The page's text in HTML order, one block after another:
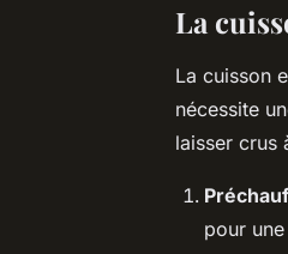
La
La cuisson
nécessite
laisser crus
pour